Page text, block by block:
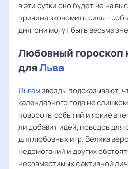
в эти сутки оно будет не на
причина экономить силы -
дня, они могут быть весьма
Любовный гороскоп
дляЛьва
Львамзвезды подсказывают,
календарного года не
повороты событий и яркие
ли добавит идей, поводов для
для любовных игр. Велика
недомоганий и других
несовместимых с активной